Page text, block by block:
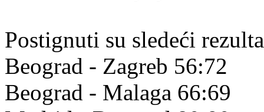
Postignuti su sledeći
Beograd - Zagreb 56:72
Beograd - Malaga 66:69